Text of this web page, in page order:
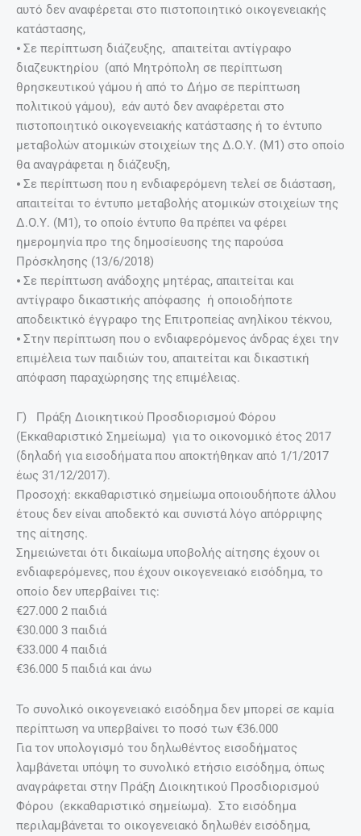
αυτό δεν αναφέρεται στο πιστοποιητικό οικογενειακής
κατάστασης,
⦁ Σε περίπτωση διάζευξης, απαιτείται αντίγραφο
διαζευκτηρίου (από Μητρόπολη σε περίπτωση
θρησκευτικού γάμου ή από το Δήμο σε περίπτωση
πολιτικού γάμου), εάν αυτό δεν αναφέρεται στο
πιστοποιητικό οικογενειακής κατάστασης ή το έντυπο
μεταβολών ατομικών στοιχείων της Δ.Ο.Υ. (Μ1) στο οποίο
θα αναγράφεται η διάζευξη,
⦁ Σε περίπτωση που η ενδιαφερόμενη τελεί σε διάσταση,
απαιτείται το έντυπο μεταβολής ατομικών στοιχείων της
Δ.Ο.Υ. (Μ1), το οποίο έντυπο θα πρέπει να φέρει
ημερομηνία προ της δημοσίευσης της παρούσα
Πρόσκλησης (13/6/2018)
⦁ Σε περίπτωση ανάδοχης μητέρας, απαιτείται και
αντίγραφο δικαστικής απόφασης ή οποιοδήποτε
αποδεικτικό έγγραφο της Επιτροπείας ανηλίκου τέκνου,
⦁ Στην περίπτωση που ο ενδιαφερόμενος άνδρας έχει την
επιμέλεια των παιδιών του, απαιτείται και δικαστική
απόφαση παραχώρησης της επιμέλειας.
Γ) Πράξη Διοικητικού Προσδιορισμού Φόρου
(Εκκαθαριστικό Σημείωμα) για το οικονομικό έτος 2017
(δηλαδή για εισοδήματα που αποκτήθηκαν από 1/1/2017
έως 31/12/2017).
Προσοχή: εκκαθαριστικό σημείωμα οποιουδήποτε άλλου
έτους δεν είναι αποδεκτό και συνιστά λόγο απόρριψης
της αίτησης.
Σημειώνεται ότι δικαίωμα υποβολής αίτησης έχουν οι
ενδιαφερόμενες, που έχουν οικογενειακό εισόδημα, το
οποίο δεν υπερβαίνει τις:
€27.000 2 παιδιά
€30.000 3 παιδιά
€33.000 4 παιδιά
€36.000 5 παιδιά και άνω
Το συνολικό οικογενειακό εισόδημα δεν μπορεί σε καμία
περίπτωση να υπερβαίνει το ποσό των €36.000
Για τον υπολογισμό του δηλωθέντος εισοδήματος
λαμβάνεται υπόψη το συνολικό ετήσιο εισόδημα, όπως
αναγράφεται στην Πράξη Διοικητικού Προσδιορισμού
Φόρου (εκκαθαριστικό σημείωμα). Στο εισόδημα
περιλαμβάνεται το οικογενειακό δηλωθέν εισόδημα,